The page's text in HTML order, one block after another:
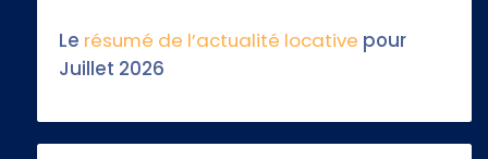
Le résumé de l’actualité locative pour
Juillet 2026